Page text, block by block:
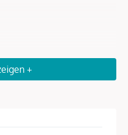
nahe Bahnhof! Sie suchen
Anbindung und der
+